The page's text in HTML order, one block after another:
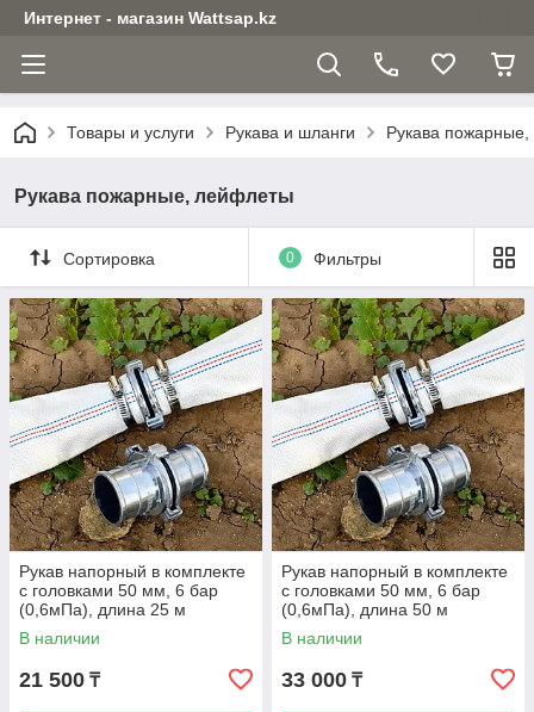
Интернет - магазин Wattsap.kz
Товары и услуги Рукава и шланги Рукава
Рукава пожарные, лейфлеты
Сортировка 0 Фильтры
Рукав напорный в комплекте
с головками 50 мм, 6 бар
(0,6мПа), длина 25 м
В наличии
21 500 ₸
Рукав напорный в комплекте
с головками 50 мм, 6 бар
(0,6мПа), длина 50 м
В наличии
33 000 ₸